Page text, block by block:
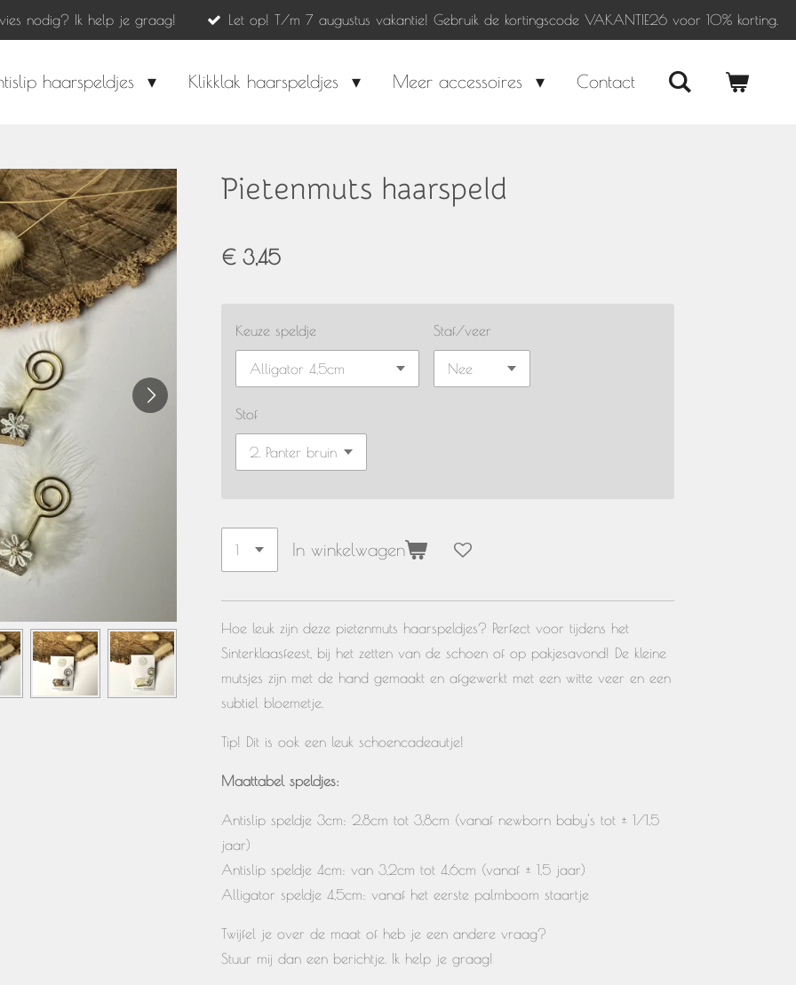
nodig? Ik help je graag! Let op! T/m 7 augustus vakantie! Gebruik de kortingscode VAKANTIE26 voor 10% korting.
haarspeldjes Klikklak haarspeldjes Meer accessoires Contact
Pietenmuts haarspeld
€ 3,45
Keuze speldje Staf/veer
Stof
In winkelwagen
Hoe leuk zijn deze pietenmuts haarspeldjes? Perfect voor tijdens het
Sinterklaasfeest, bij het zetten van de schoen of op pakjesavond! De kleine
mutsjes zijn met de hand gemaakt en afgewerkt met een witte veer en een
subtiel bloemetje.
Tip! Dit is ook een leuk schoencadeautje!
Maattabel speldjes:
Antislip speldje 3cm: 2,8cm tot 3,8cm (vanaf newborn baby's tot ± 1/1,5
jaar)
Antislip speldje 4cm: van 3,2cm tot 4,6cm (vanaf ± 1,5 jaar)
Alligator speldje 4,5cm: vanaf het eerste palmboom staartje
Twijfel je over de maat of heb je een andere vraag?
Stuur mij dan een berichtje. Ik help je graag!